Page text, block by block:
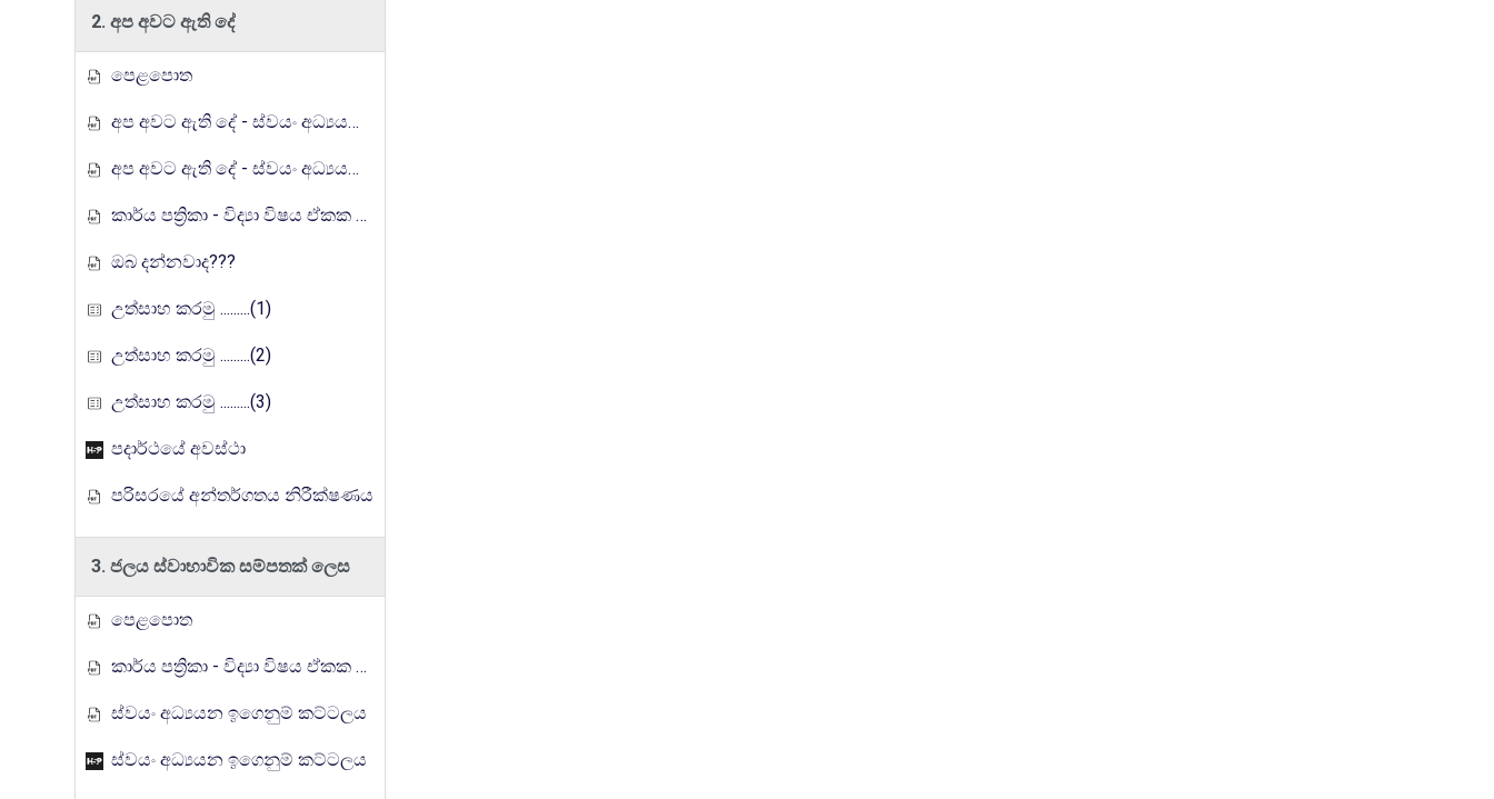
2. අප අවට ඇති දේ
පෙළපොත
අප අවට ඇති දේ - ස්වයං අධ්‍යයන ඉගෙනුම් කට්ටලය
අප අවට ඇති දේ - ස්වයං අධ්‍යයන ඉගෙනුම් කට්ටලය (පිළිතුරු)
කාර්ය පත්‍රිකා - විද්‍යා විෂය ඒකක සංවර්ධන වැඩසටහන, මතුගම අධ්‍යාපන කලාපය
ඔබ දන්නවාද???
උත්සාහ කරමු .........(1)
උත්සාහ කරමු .........(2)
උත්සාහ කරමු .........(3)
පදාර්ථයේ අවස්ථා
පරිසරයේ අන්තර්ගතය නිරීක්ෂණය
3. ජලය ස්වාභාවික සම්පතක් ලෙස
පෙළපොත
කාර්ය පත්‍රිකා - විද්‍යා විෂය ඒකක සංවර්ධන වැඩසටහන, මතුගම අධ්‍යාපන කලාපය
ස්වයං අධ්‍යයන ඉගෙනුම් කට්ටලය
ස්වයං අධ්‍යයන ඉගෙනුම් කට්ටලය